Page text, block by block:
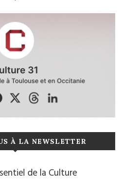
À LA NEWSLETTER
de la Culture